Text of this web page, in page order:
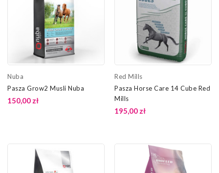
Nuba
Pasza Grow2 Musli Nuba
150,00 zł
Red Mills
Pasza Horse Care 14 Cube Red
Mills
195,00 zł